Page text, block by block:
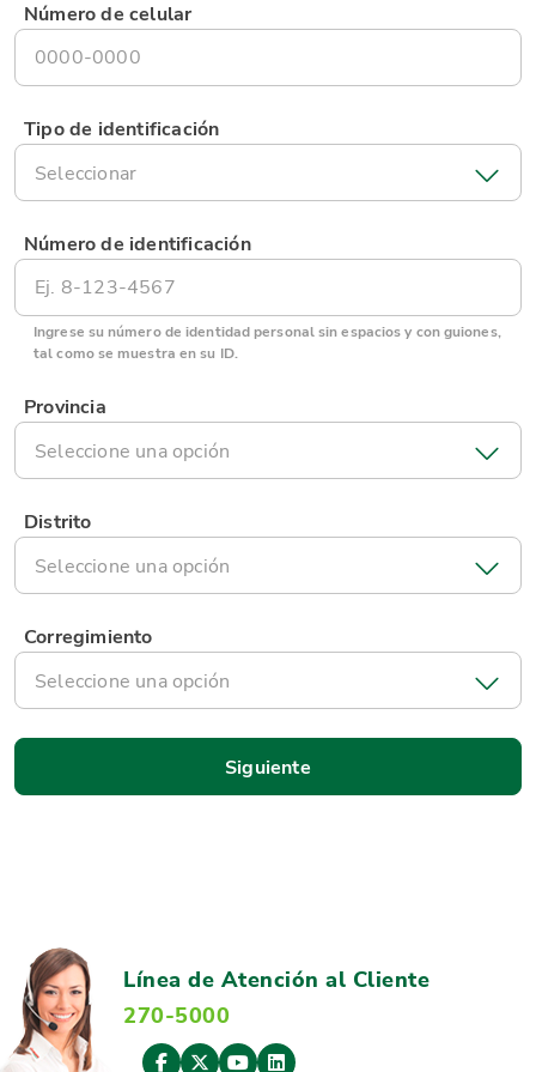
Número de celular
Tipo de identificación
Seleccionar
Número de identificación
Ingrese su número de identidad personal sin espacios y con guiones,
tal como se muestra en su ID.
Provincia
Seleccione una opción
Distrito
Seleccione una opción
Corregimiento
Seleccione una opción
Línea de Atención al Cliente
270-5000